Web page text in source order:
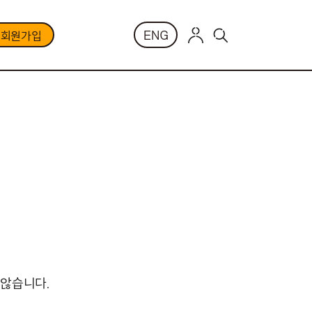
원가입 ENG
습니다.